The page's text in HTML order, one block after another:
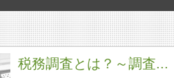
税務調査とは？～調査...